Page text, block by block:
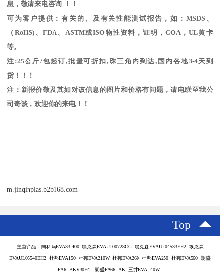
息，敬请来电咨询 ！！
可为客户提供：有关的、及有关性能测试报告，如： MSDS 、
（ RoHS) 、FDA、 ASTM或ISO物性资料，证明， COA，UL黄卡
等。
注 :25公斤/包起订,批量可折扣, 珠三角内到达, 国内各地3-4天到
货！！！
注：新报价敬及其如对该信息的图片和价格有问题，请电联至我公
司奇谈，欢迎你的来电！！
m.jinqinplas.b2b168.com
Top
主营产品：阿科玛EVA33-400 埃克森EVAUL00728CC 埃克森EVAUL04533EH2 埃克森
EVAUL05540EH2 杜邦EVA150 杜邦EVA210W 杜邦EVA260 杜邦EVA250 杜邦EVA560 朗盛
PA6 BKV30H1. 朗盛PA66 AK 三井EVA 40W